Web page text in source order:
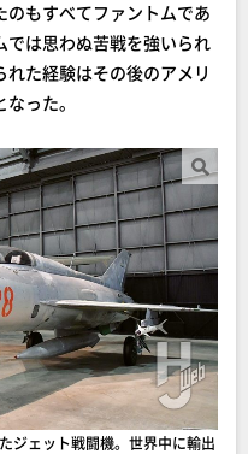
もすべてファントムであ
では思わぬ苦戦を強いられ
た経験はその後のアメリ
った。
ジェット戦闘機。世界中に輸出